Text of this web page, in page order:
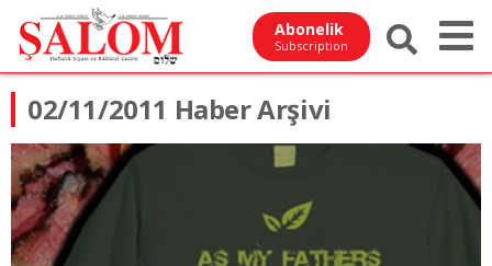
Abonelik
Subscription
02/11/2011 Haber Arşivi